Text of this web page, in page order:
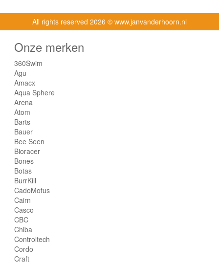
All rights reserved 2026 © www.janvanderhoorn.nl
Onze merken
360Swim
Agu
Amacx
Aqua Sphere
Arena
Atom
Barts
Bauer
Bee Seen
Bioracer
Bones
Botas
BurrKill
CadoMotus
Cairn
Casco
CBC
Chiba
Controltech
Cordo
Craft